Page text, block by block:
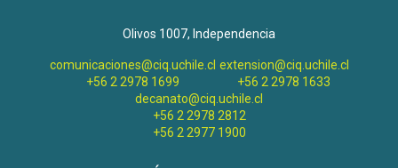
Olivos 1007, Independencia
comunicaciones@ciq.uchile.cl
+56 2 2978 1699
extension@ciq.uchile.cl
+56 2 2978 1633
decanato@ciq.uchile.cl
+56 2 2978 2812
+56 2 2977 1900